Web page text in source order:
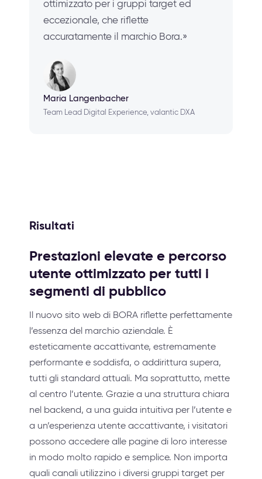
ottimizzato per i gruppi target ed
eccezionale, che riflette
accuratamente il marchio Bora.»
Maria Langenbacher
Team Lead Digital Experience, valantic DXA
Risultati
Prestazioni elevate e percorso
utente ottimizzato per tutti i
segmenti di pubblico
Il nuovo sito web di BORA riflette perfettamente
l’essenza del marchio aziendale. È
esteticamente accattivante, estremamente
performante e soddisfa, o addirittura supera,
tutti gli standard attuali. Ma soprattutto, mette
al centro l’utente. Grazie a una struttura chiara
nel backend, a una guida intuitiva per l’utente e
a un’esperienza utente accattivante, i visitatori
possono accedere alle pagine di loro interesse
in modo molto rapido e semplice. Non importa
quali canali utilizzino i diversi gruppi target per